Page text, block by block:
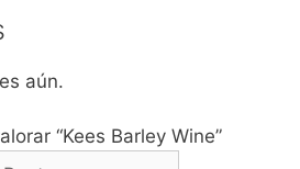
aún.
“Kees Barley Wine”